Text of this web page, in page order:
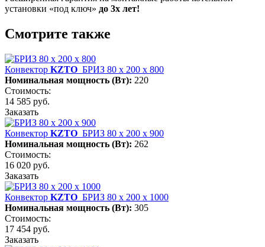
установки «под ключ» до 3х лет!
Смотрите также
Конвектор KZTO БРИЗ 80 х 200 х 800
Номинальная мощность (Вт): 220
Стоимость:
14 585 руб.
Заказать
Конвектор KZTO БРИЗ 80 х 200 х 900
Номинальная мощность (Вт): 262
Стоимость:
16 020 руб.
Заказать
Конвектор KZTO БРИЗ 80 х 200 х 1000
Номинальная мощность (Вт): 305
Стоимость:
17 454 руб.
Заказать